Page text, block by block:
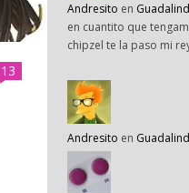
13
Andresito en
en cuantito que
chipzel te la paso mi
Andresito en